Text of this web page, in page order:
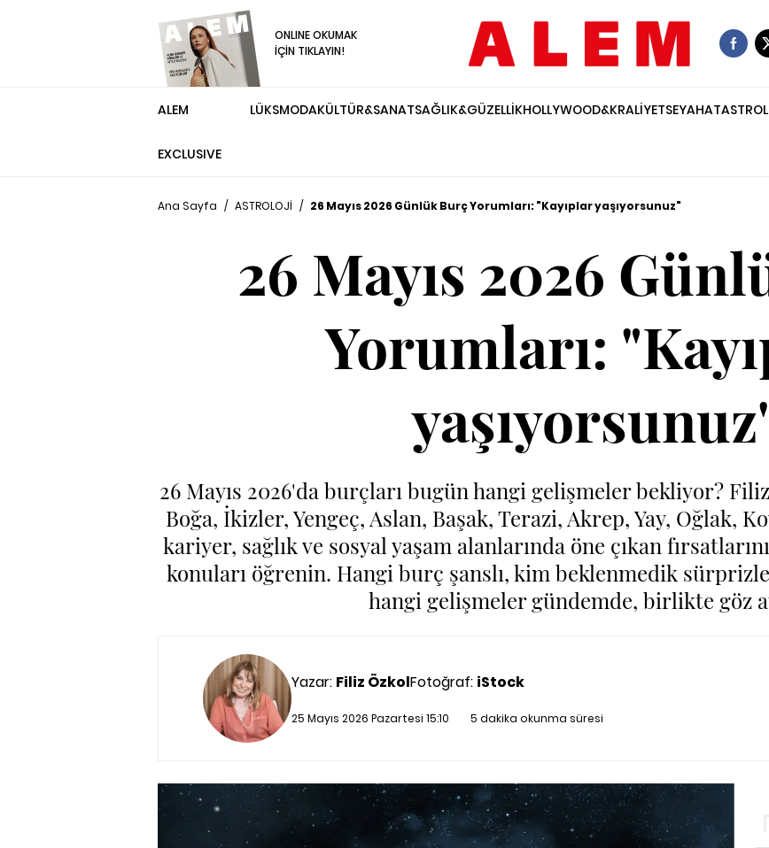
ONLINE OKUMAK
İÇİN TIKLAYIN!
ALEM
EXCLUSIVE
LÜKSMODAKÜLTÜR&SANATSAĞLIK&GÜZELLİKHOLLYWOOD&KRALİYETSEYAHAT
Ana Sayfa / ASTROLOJİ / 26 Mayıs 2026 Günlük Burç Yorumları: "Kayıplar yaşıyorsunuz"
26 Mayıs 2026
Yorumları:
26 Mayıs 2026'da burçları bugün hangi gelişmeler bekliyor?
Boğa, İkizler, Yengeç, Aslan, Başak, Terazi, Akrep, Yay, Oğlak,
kariyer, sağlık ve sosyal yaşam alanlarında öne çıkan
konuları öğrenin. Hangi burç şanslı, kim beklenmedik
hangi gelişmeler gündemde, birlikte göz
Yazar: Filiz ÖzkolFotoğraf: iStock
25 Mayıs 2026 Pazartesi 15:10 5 dakika okunma süresi